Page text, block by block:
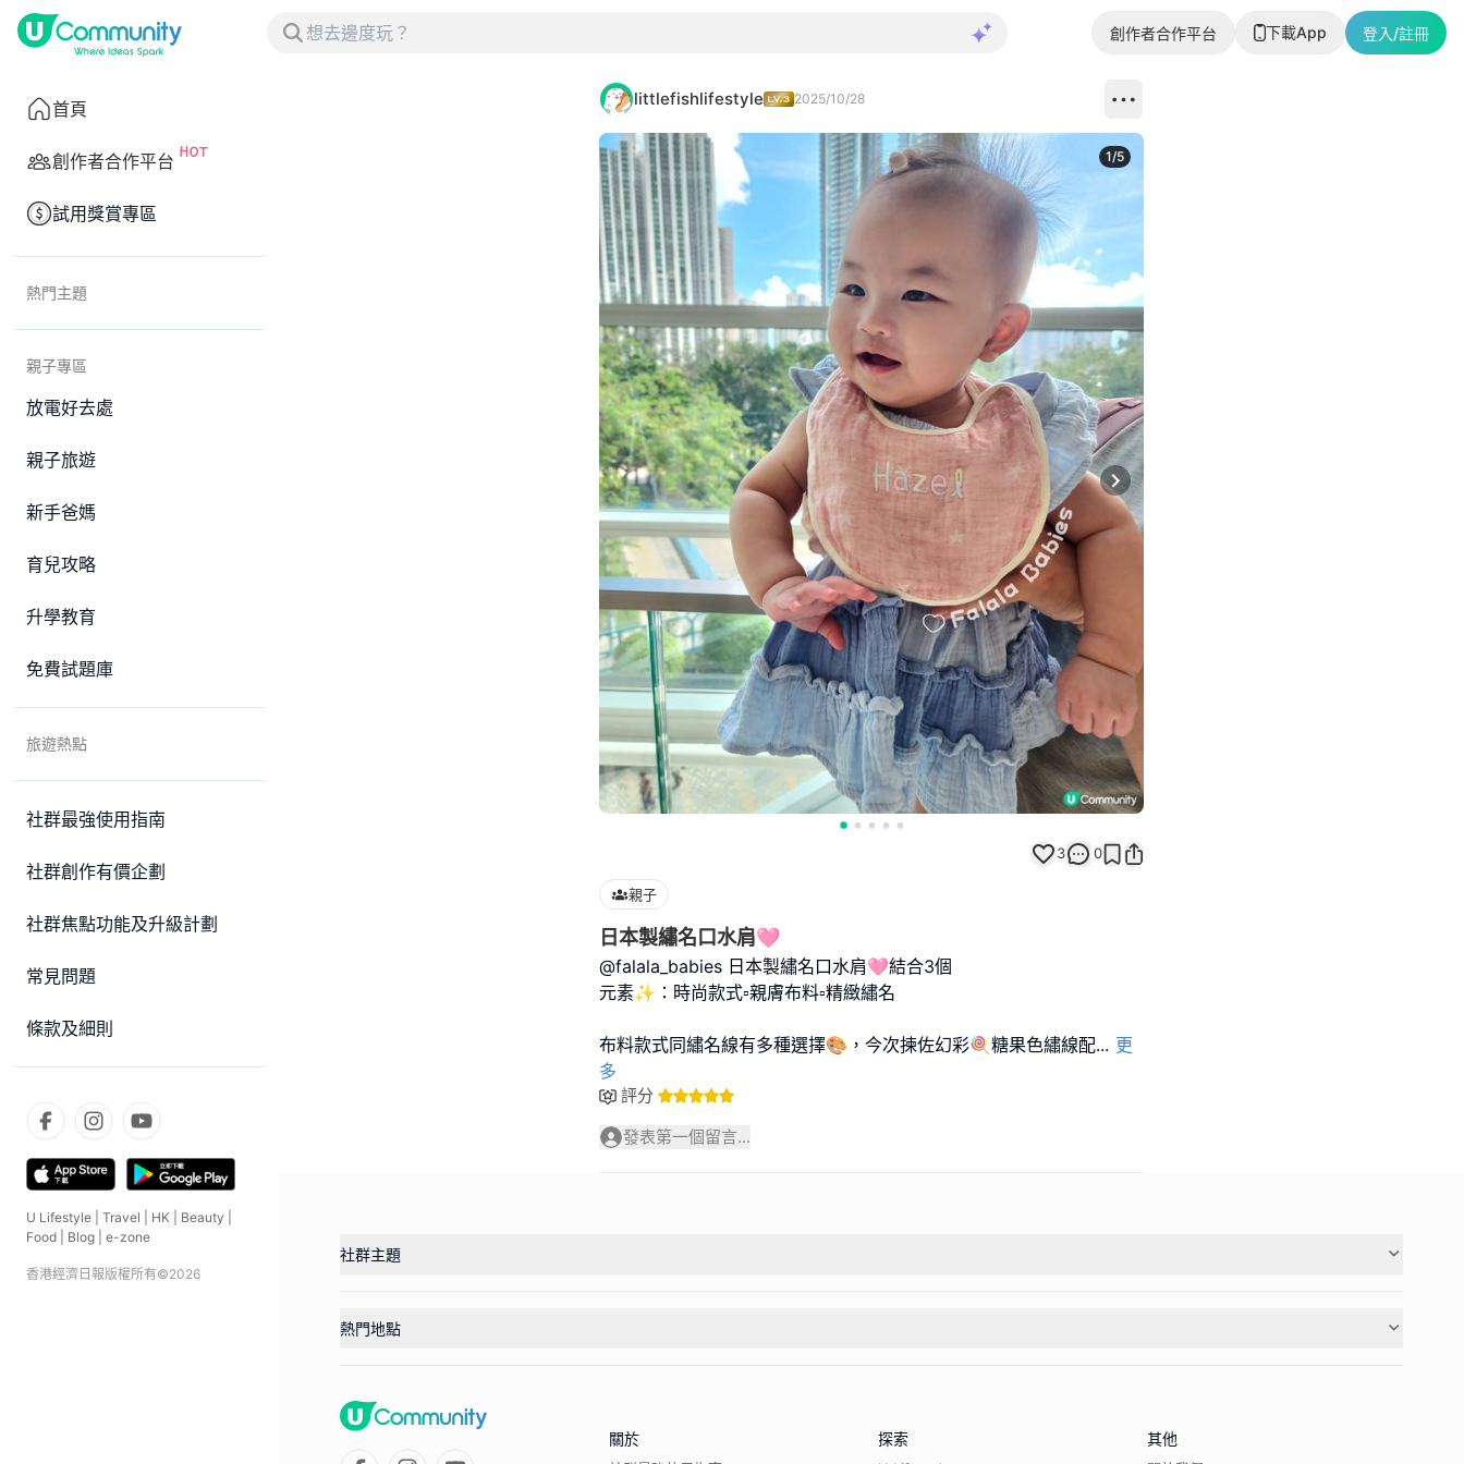
創作者合作平台 下載App 登入/註冊
首頁
創作者合作平台
試用獎賞專區
熱門主題
親子專區
放電好去處
親子旅遊
新手爸媽
育兒攻略
升學教育
免費試題庫
旅遊熱點
社群最強使用指南
社群創作有價企劃
社群焦點功能及升級計劃
常見問題
條款及細則
U Lifestyle Travel HK Beauty
Food
Blog e-zone
香港經濟日報版權所有©2026
littlefishlifestyle 2025/10/28
Next slide
1/5
3 0
親子
日本製繡名口水肩🩷
@falala_babies 日本製繡名口水肩🩷結合3個
元素✨️：時尚款式▫️親膚布料▫️精緻繡名
布料款式同繡名線有多種選擇🎨，今次揀佐幻彩🍭糖果色繡線配... 更
多
評分
發表第一個留言...
社群主題
熱門地點
關於 探索 其他